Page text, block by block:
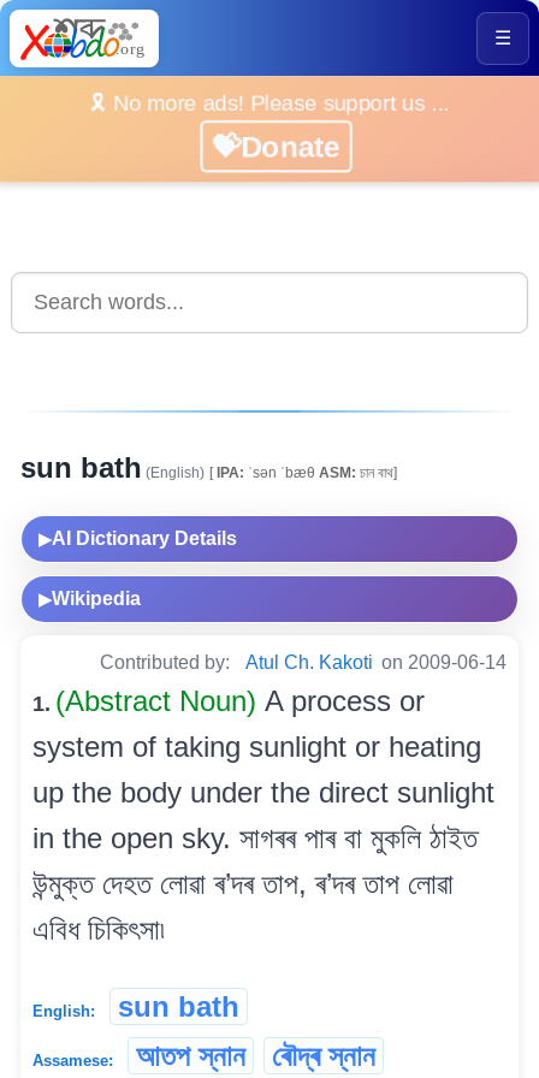
☰
🎗️ No more ads! Please support us ...
💝Donate
sun bath (English) [IPA: ˈsən ˈbæθ ASM: চান বাথ]
▶AI Dictionary Details
▶Wikipedia
Contributed by: Atul Ch. Kakoti on 2009-06-14
1. (Abstract Noun) A process or
system of taking sunlight or heating
up the body under the direct sunlight
in the open sky. সাগৰৰ পাৰ বা মুকলি ঠাইত
উন্মুক্ত দেহত লোৱা ৰ’দৰ তাপ, ৰ’দৰ তাপ লোৱা
এবিধ চিকিৎসা৷
English: sun bath
Assamese: আতপ স্নান ৰৌদ্ৰ স্নান